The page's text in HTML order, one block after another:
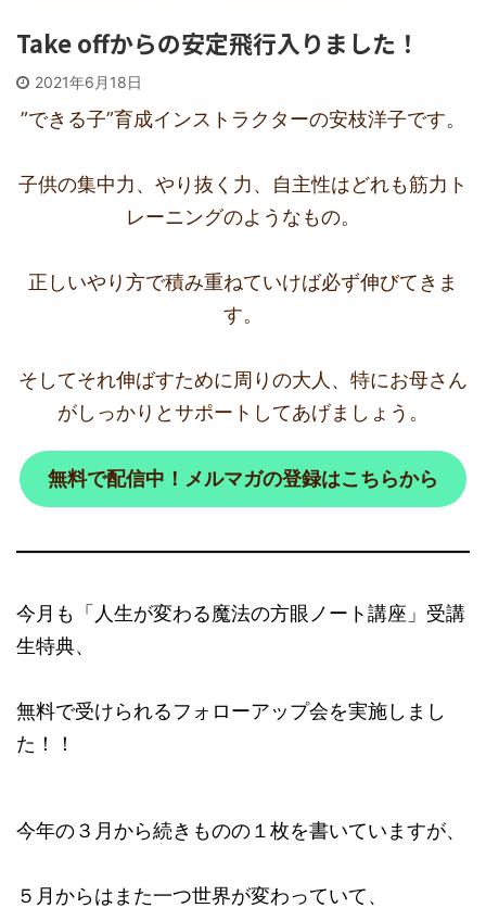
Take offからの安定飛行入りました！
2021年6月18日
”できる子”育成インストラクターの安枝洋子です。
子供の集中力、やり抜く力、自主性はどれも筋力ト
レーニングのようなもの。
正しいやり方で積み重ねていけば必ず伸びてきま
す。
そしてそれ伸ばすために周りの大人、特にお母さん
がしっかりとサポートしてあげましょう。
無料で配信中！メルマガの登録はこちらから
今月も「人生が変わる魔法の方眼ノート講座」受講
生特典、
無料で受けられるフォローアップ会を実施しまし
た！！
今年の３月から続きものの１枚を書いていますが、
５月からはまた一つ世界が変わっていて、